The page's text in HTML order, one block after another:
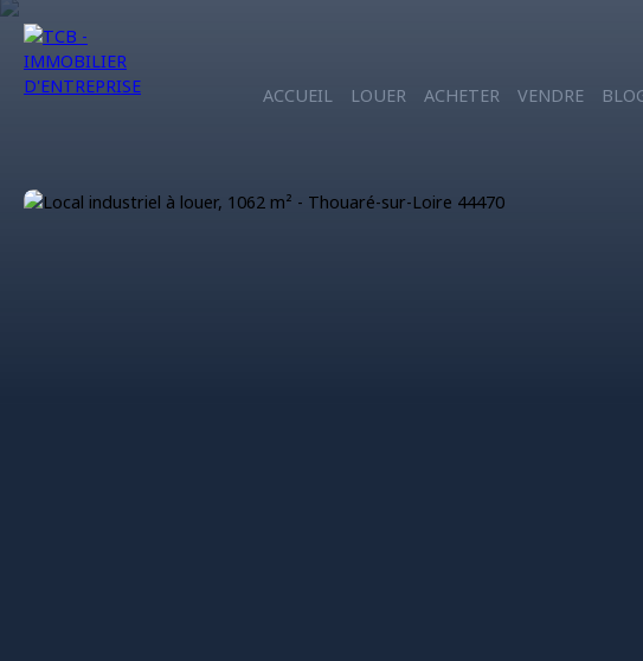
ACCUEIL LOUER ACHETER VENDRE